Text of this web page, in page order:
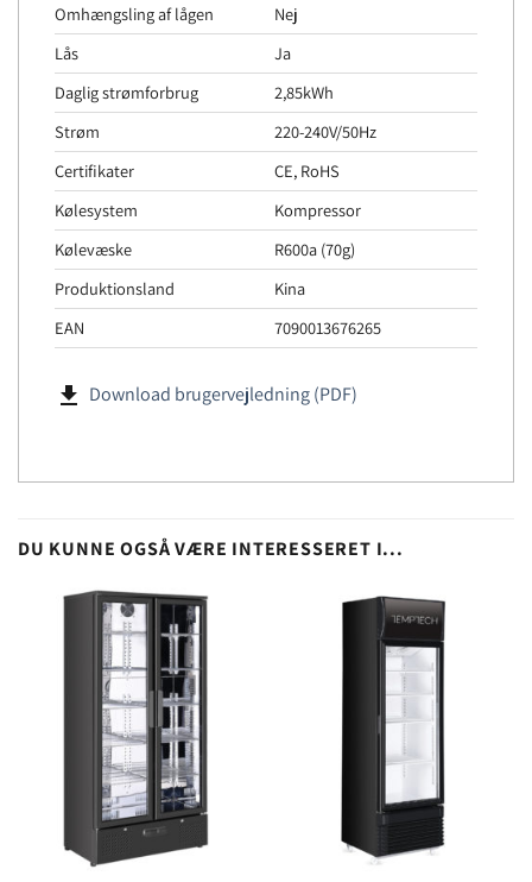
Omhængsling af lågen
Nej
Lås
Ja
Daglig strømforbrug
2,85kWh
Strøm
220-240V/50Hz
Certifikater
CE, RoHS
Kølesystem
Kompressor
Kølevæske
R600a (70g)
Produktionsland
Kina
EAN
7090013676265
file_download Download brugervejledning (PDF)
DU KUNNE OGSÅ VÆRE INTERESSERET I...